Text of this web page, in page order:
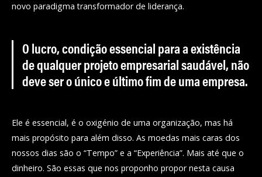
novo paradigma transformador de liderança.
O lucro, condição essencial para a existência
de qualquer projeto empresarial saudável, não
deve ser o único e último fim de uma empresa.
Ele é essencial, é o oxigénio de uma organização, mas há
mais propósito para além disso. As moedas mais caras dos
nossos dias são o “Tempo” e a “Experiência”. Mais até que o
dinheiro. São essas que nos proponho propor nesta causa